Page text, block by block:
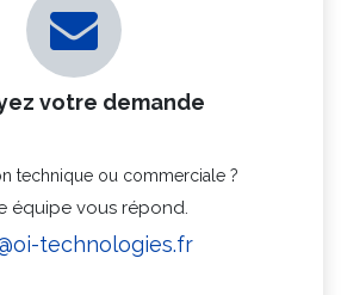
votre demande
technique ou commerciale ?
équipe vous répond.
technologies.fr